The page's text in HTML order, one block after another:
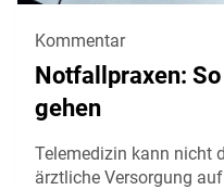
Kommentar
Notfallpraxen:
gehen
Telemedizin kann nicht
ärztliche Versorgung